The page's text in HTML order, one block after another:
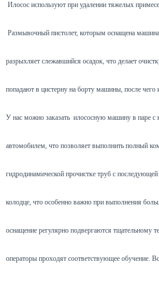
Илосос используют при удалении тяжелых
Размывочный пистолет, которым оснащена
разрыхляет слежавшийся осадок, что делает
попадают в цистерну на борту машины, после чего
У нас можно заказать илососную машину в паре
автомобилем, что позволяет выполнить полный
гидродинамической прочистке труб с
колодце, что особенно важно при выполнения
оснащение регулярно подвергаются тщательному
операторы проходят соответствующее обучение.